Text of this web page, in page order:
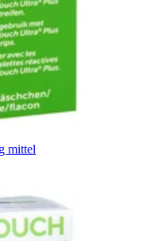
mittel